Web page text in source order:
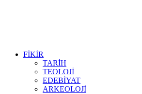
FİKİR
TARİH
TEOLOJİ
EDEBİYAT
ARKEOLOJİ